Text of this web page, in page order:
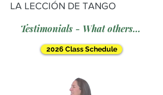
LA LECCIÓN DE TANGO
Testimonials - What others say
2026 Class Schedule